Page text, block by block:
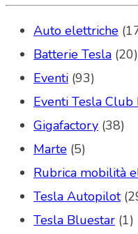
Auto elettriche
Batterie Tesla (20)
Eventi (93)
Eventi Tesla Club
Gigafactory (38)
Marte (5)
Rubrica mobilità
Tesla Autopilot
Tesla Bluestar (1)